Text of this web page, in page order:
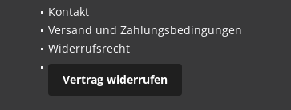
Kontakt
Versand und Zahlungsbedingungen
Widerrufsrecht
Vertrag widerrufen